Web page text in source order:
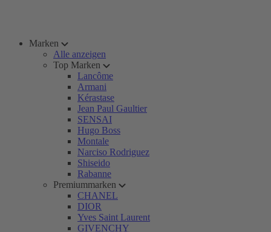
Marken
Alle anzeigen
Top Marken
Lancôme
Armani
Kérastase
Jean Paul Gaultier
SENSAI
Hugo Boss
Montale
Narciso Rodriguez
Shiseido
Rabanne
Premiummarken
CHANEL
DIOR
Yves Saint Laurent
GIVENCHY